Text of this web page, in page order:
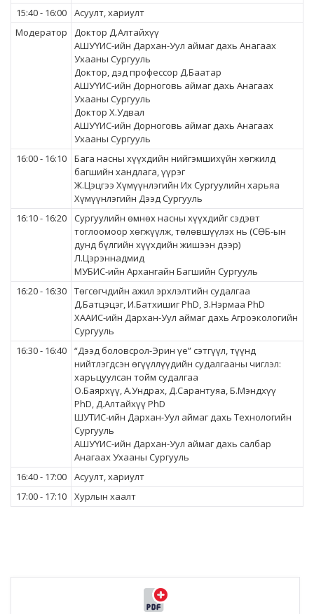
15:40 - 16:00
Асуулт, хариулт
Модератор
Доктор Д.Алтайхүү
АШУҮИС-ийн Дархан-Уул аймаг дахь Анагаах
Ухааны Сургууль
Доктор, дэд профессор Д.Баатар
АШУҮИС-ийн Дорноговь аймаг дахь Анагаах
Ухааны Сургууль
Доктор Х.Удвал
АШУҮИС-ийн Дорноговь аймаг дахь Анагаах
Ухааны Сургууль
16:00 - 16:10
Бага насны хүүхдийн нийгэмшихүйн хөгжилд
багшийн хандлага, үүрэг
Ж.Цэцгээ Хүмүүнлэгийн Их Сургуулийн харьяа
Хүмүүнлэгийн Дээд Сургууль
16:10 - 16:20
Сургуулийн өмнөх насны хүүхдийг сэдэвт
тоглоомоор хөгжүүлж, төлөвшүүлэх нь (СӨБ-ын
дунд бүлгийн хүүхдийн жишээн дээр)
Л.Цэрэннадмид
МУБИС-ийн Архангайн Багшийн Сургууль
16:20 - 16:30
Төгсөгчдийн ажил эрхлэлтийн судалгаа
Д.Батцэцэг, И.Батхишиг PhD, З.Нэрмаа PhD
ХААИС-ийн Дархан-Уул аймаг дахь Агроэкологийн
Сургууль
16:30 - 16:40
“Дээд боловсрол-Эрин үе” сэтгүүл, түүнд
нийтлэгдсэн өгүүллүүдийн судалгааны чиглэл:
харьцуулсан тойм судалгаа
О.Баярхүү, А.Ундрах, Д.Сарантуяа, Б.Мэндхүү
PhD, Д.Алтайхүү PhD
ШУТИС-ийн Дархан-Уул аймаг дахь Технологийн
Сургууль
АШУҮИС-ийн Дархан-Уул аймаг дахь салбар
Анагаах Ухааны Сургууль
16:40 - 17:00
Асуулт, хариулт
17:00 - 17:10
Хурлын хаалт